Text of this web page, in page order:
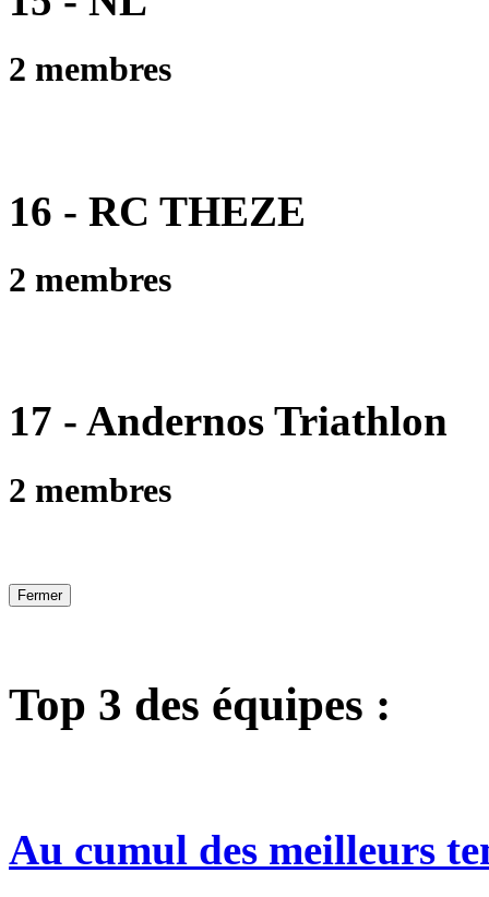
2 membres
16 - RC THEZE
2 membres
17 - Andernos Triathlon
2 membres
Fermer
Top 3 des équipes :
Au cumul des meilleurs